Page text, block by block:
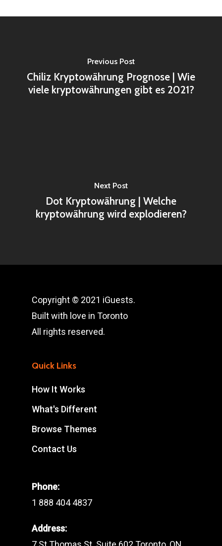
Previous Post
Chiliz Kryptowährung Prognose | Wie
viele kryptowährungen gibt es 2021?
Next Post
Dot Kryptowährung | Welche
kryptowährung wird explodieren?
Copyright © 2021 iGuests.
Built with love in Toronto
All rights reserved.
Quick Links
How It Works
What's Different
Browse Themes
Contact Us
Phone:
1 888 404 4837
Address: